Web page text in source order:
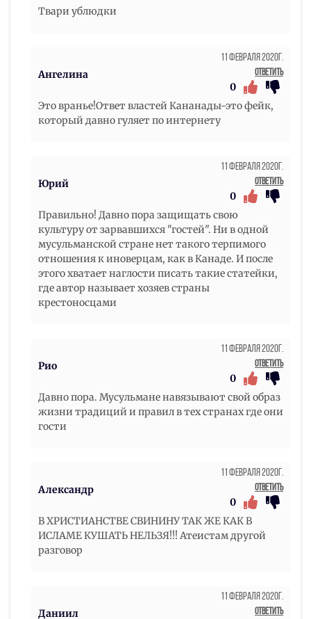
Твари ублюдки
Ангелина
11 Февраля 2020г.
Ответить
0
Это вранье!Ответ властей Кананады-это фейк,
который давно гуляет по интернету
Юрий
11 Февраля 2020г.
Ответить
0
Правильно! Давно пора защищать свою
культуру от зарвавшихся "гостей". Ни в одной
мусульманской стране нет такого терпимого
отношения к иноверцам, как в Канаде. И после
этого хватает наглости писать такие статейки,
где автор называет хозяев страны
крестоносцами
Рио
11 Февраля 2020г.
Ответить
0
Давно пора. Мусульмане навязывают свой образ
жизни традиций и правил в тех странах где они
гости
Александр
11 Февраля 2020г.
Ответить
0
В ХРИСТИАНСТВЕ СВИНИНУ ТАК ЖЕ КАК В
ИСЛАМЕ КУШАТЬ НЕЛЬЗЯ!!! Атеистам другой
разговор
Даниил
11 Февраля 2020г.
Ответить